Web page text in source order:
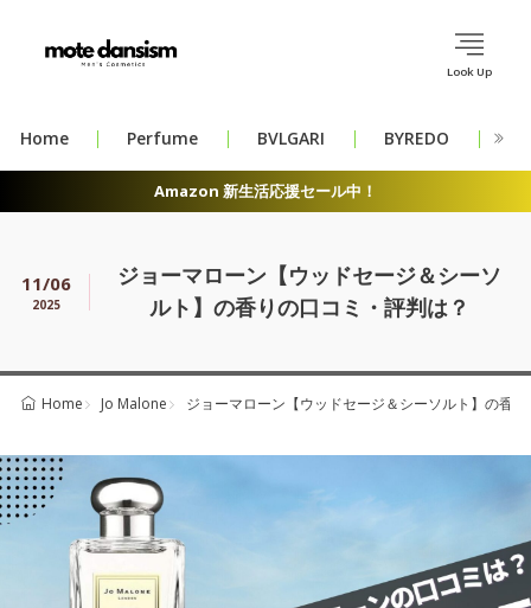
Look Up
Home Perfume BVLGARI BYREDO
Amazon 新生活応援セール中！
11/06
2025
ジョーマローン【ウッドセージ＆シーソ
ルト】の香りの口コミ・評判は？
Home Jo Malone ジョーマローン【ウッドセージ＆シーソルト】の香